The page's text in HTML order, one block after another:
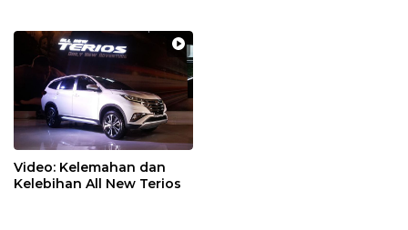
Video: Kelemahan dan
Kelebihan All New Terios